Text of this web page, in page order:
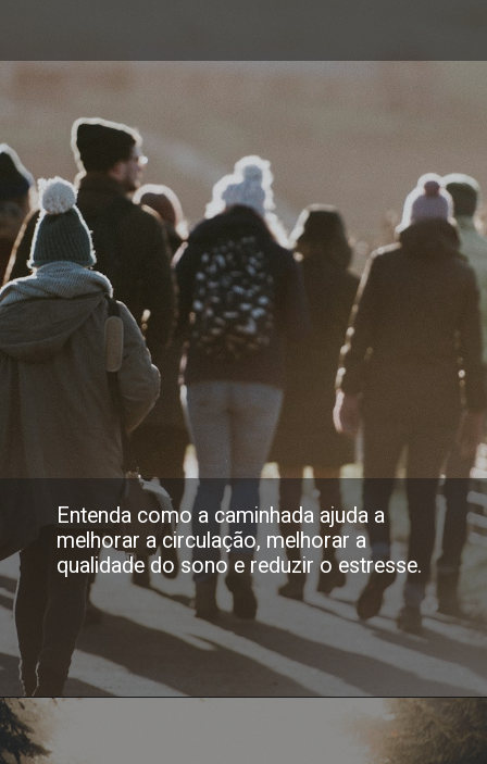
Entenda como a caminhada ajuda a
melhorar a circulação, melhorar a
qualidade do sono e reduzir o estresse.